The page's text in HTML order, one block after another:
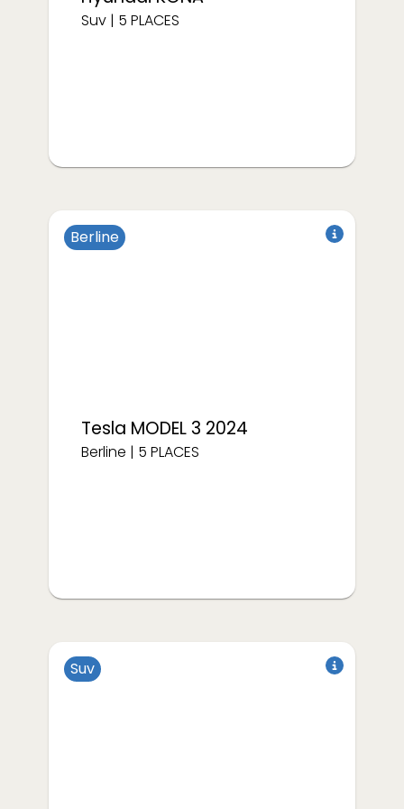
Suv | 5 PLACES
Berline
Tesla MODEL 3 2024
Berline | 5 PLACES
Suv